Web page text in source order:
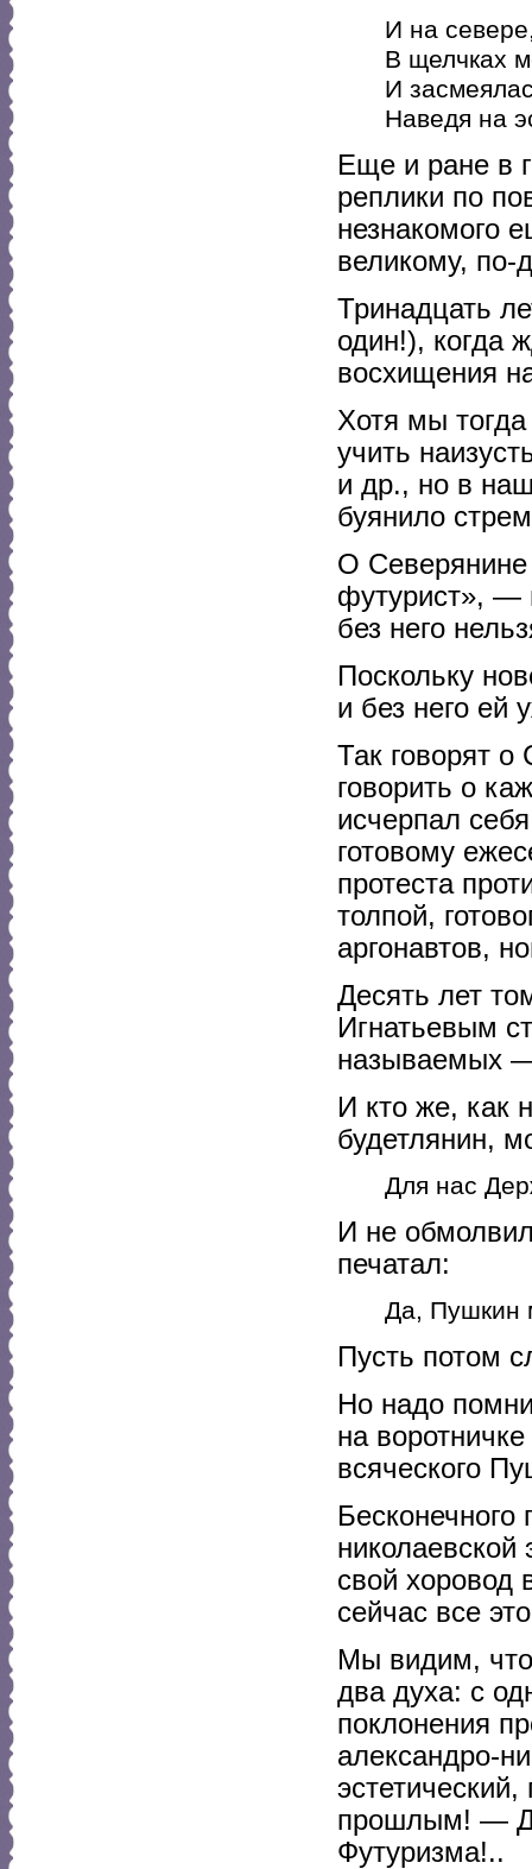
И на
В щелчках
И
Наведя на
Еще и ране в
реплики по
незнакомого
великому, по-
Тринадцать
один!), когда
восхищения
Хотя мы
учить
и др., но в
буянило
О Северянине
футурист», —
без него
Поскольку
и без него ей
Так говорят о
говорить о
исчерпал
готовому
протеста
толпой,
аргонавтов,
Десять лет
Игнатьевым
называемых
И кто же, как
будетлянин,
Для нас
И не
печатал:
Да, Пушкин
Пусть потом
Но надо
на
всяческого
Бесконечного
свой хоровод
сейчас все
Мы видим, что
два духа: с
поклонения
александро-
прошлым! —
Футуризма!..